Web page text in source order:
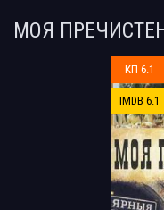
МОЯ
КП 6.1
IMDB 6.1